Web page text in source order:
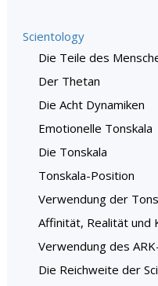
Scientology
Die Teile des
Der Thetan
Die Acht Dynamiken
Emotionelle Tonskala
Die Tonskala
Tonskala-Position
Verwendung der
Affinität, Realität und
Verwendung des
Die Reichweite der